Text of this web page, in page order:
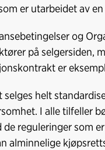
er utarbeidet av
og
på selgersiden,
er
selges helt
I alle tilfeller
reguleringer som
alminnelige